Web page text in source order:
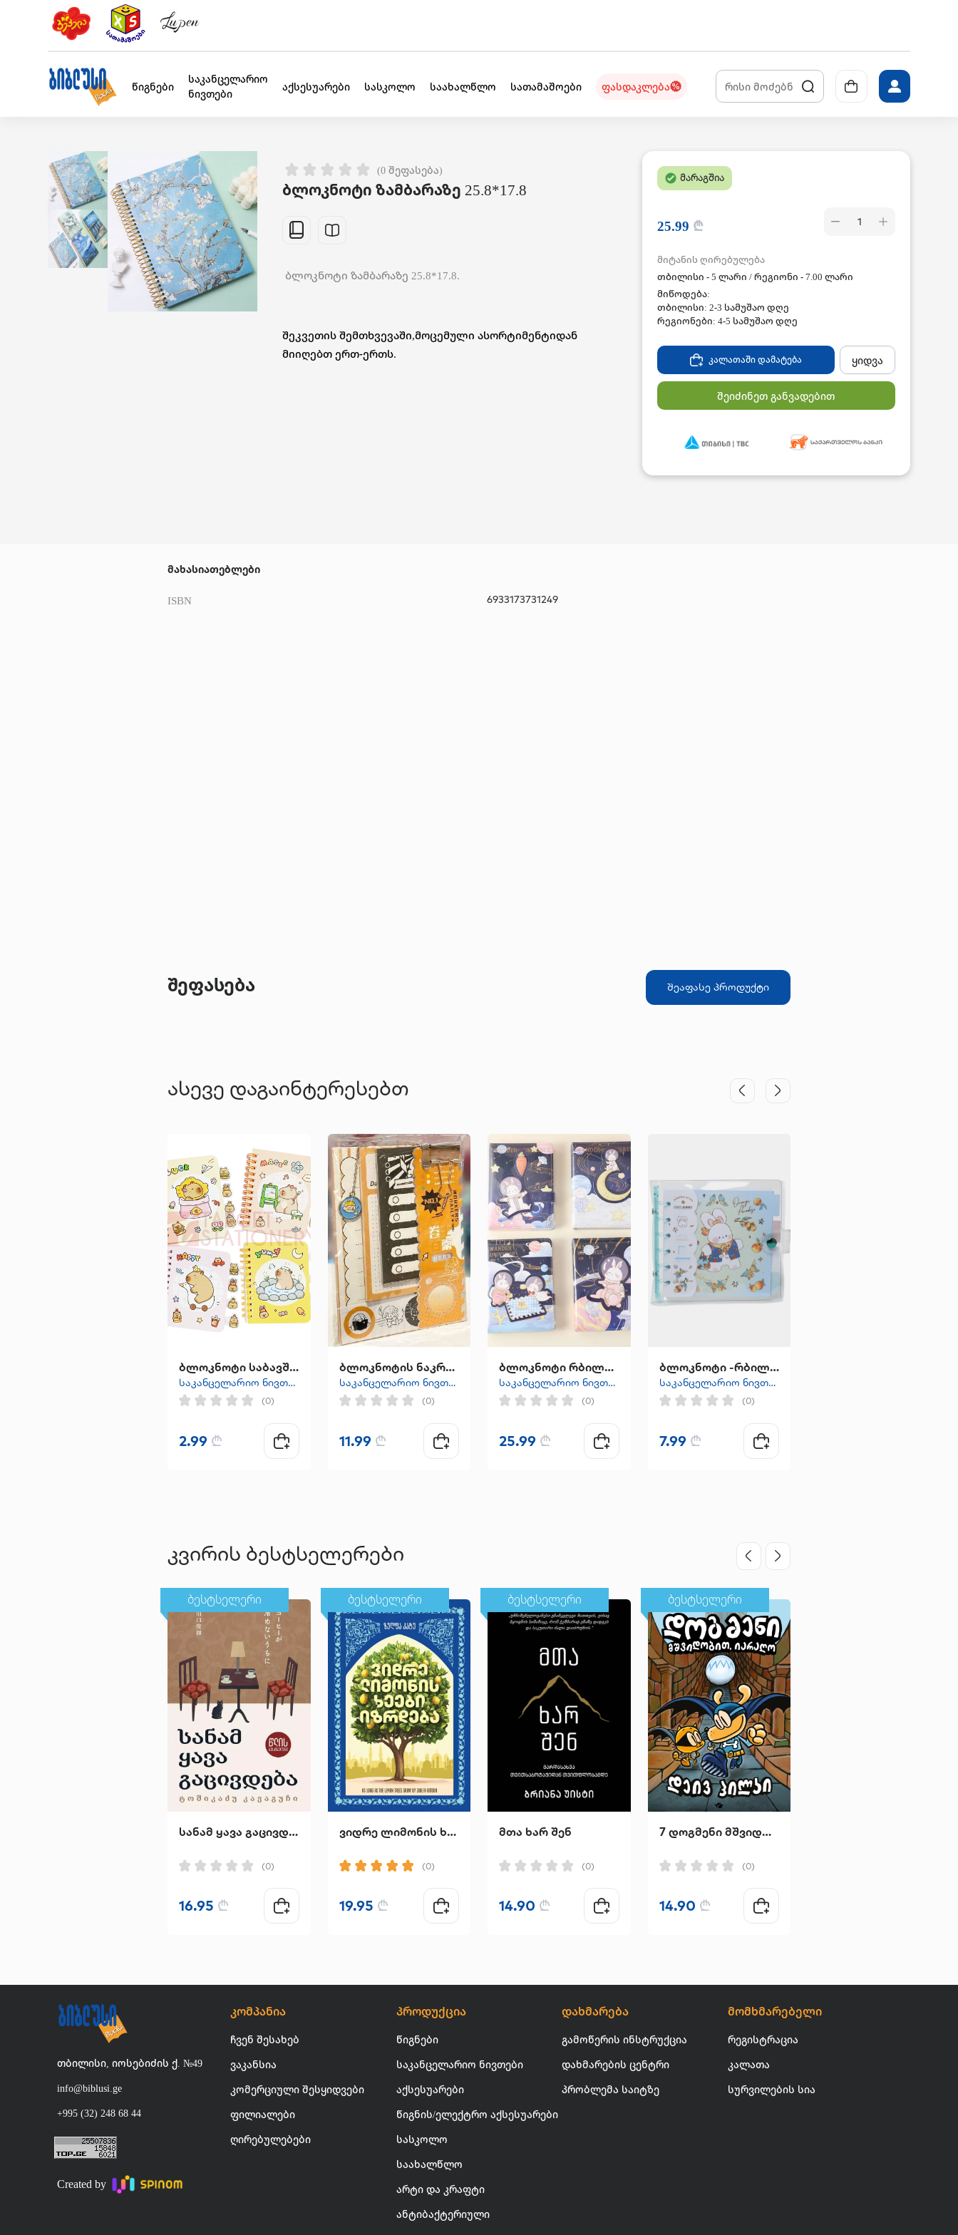
წიგნები
საკანცელარიო
ნივთები
აქსესუარები სასკოლო საახალწლო სათამაშოები ფასდაკლება
(0 შეფასება)
ბლოკნოტი ზამბარაზე 25.8*17.8
ბლოკნოტი ზამბარაზე 25.8*17.8.
შეკვეთის შემთხვევაში,მოცემული ასორტიმენტიდან
მიიღებთ ერთ-ერთს.
მარაგშია
25.99 ₾ 1
მიტანის ღირებულება
თბილისი - 5 ლარი / რეგიონი - 7.00 ლარი
მიწოდება:
თბილისი: 2-3 სამუშაო დღე
რეგიონები: 4-5 სამუშაო დღე
კალათაში დამატება ყიდვა
შეიძინეთ განვადებით
მახასიათებლები
ISBN 6933173731249
შეფასება შეაფასე პროდუქტი
ასევე დაგაინტერესებთ
ბლოკნოტი საბავშვო
საკანცელარიო ნივთები
(0)
2.99 ₾
ბლოკნოტის ნაკრები
საკანცელარიო ნივთები
(0)
11.99 ₾
ბლოკნოტი რბილი ყდით საკეტით
საკანცელარიო ნივთები
(0)
25.99 ₾
ბლოკნოტი -რბილი ყდით ცისფერი
საკანცელარიო ნივთები
(0)
7.99 ₾
კვირის ბესტსელერები
ბესტსელერი
სანამ ყავა გაცივდება
(0)
16.95 ₾
ბესტსელერი
ვიდრე ლიმონის ხეები იზრდება
(0)
19.95 ₾
ბესტსელერი
მთა ხარ შენ
(0)
14.90 ₾
ბესტსელერი
7 დოგმენი მშვიდობით იარაღო
(0)
14.90 ₾
თბილისი, იოსებიძის ქ. №49
info@biblusi.ge
+995 (32) 248 68 44
Created by
კომპანია
ჩვენ შესახებ
ვაკანსია
კომერციული შესყიდვები
ფილიალები
ღირებულებები
პროდუქცია
წიგნები
საკანცელარიო ნივთები
აქსესუარები
წიგნის/ელექტრო აქსესუარები
სასკოლო
საახალწლო
არტი და კრაფტი
ანტიბაქტერიული
დახმარება
გამოწერის ინსტრუქცია
დახმარების ცენტრი
პრობლემა საიტზე
მომხმარებელი
რეგისტრაცია
კალათა
სურვილების სია